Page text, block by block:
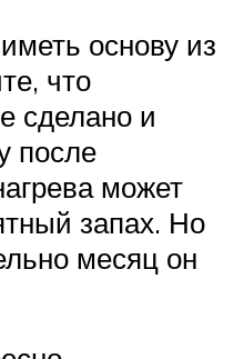
основу из
что
сделано и
после
может
запах. Но
месяц он